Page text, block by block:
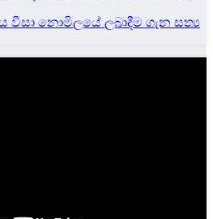
වීසා නොමිලයේ ලබාදීම ගැන සත්‍ය